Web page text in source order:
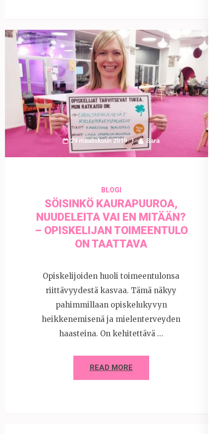
29 maaliskuun 2019 Sara
BLOGI
SÖISINKÖ KAURAPUUROA,
NUUDELEITA VAI EN MITÄÄN?
– OPISKELIJAN TOIMEENTULO
ON TAATTAVA
Opiskelijoiden huoli toimeentulonsa
riittävyydestä kasvaa. Tämä näkyy
pahimmillaan opiskelukyvyn
heikkenemisenä ja mielenterveyden
haasteina. On kehitettävä …
READ MORE